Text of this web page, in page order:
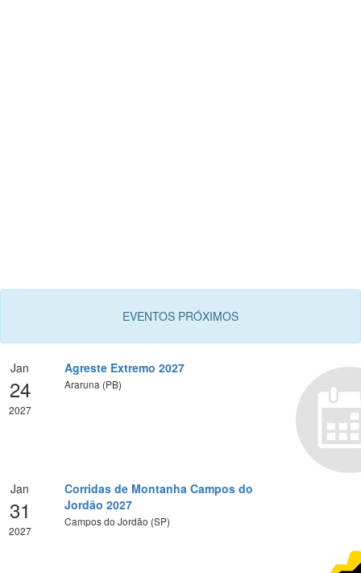
EVENTOS PRÓXIMOS
Jan
24
2027
Agreste Extremo 2027
Araruna (PB)
Jan
31
2027
Corridas de Montanha Campos do
Jordão 2027
Campos do Jordão (SP)